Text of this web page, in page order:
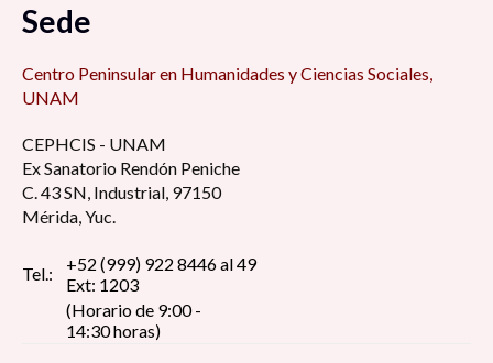
Sede
Centro Peninsular en Humanidades y Ciencias Sociales,
UNAM
CEPHCIS - UNAM
Ex Sanatorio Rendón Peniche
C. 43 SN, Industrial, 97150
Mérida, Yuc.
Tel.:
+52 (999) 922 8446 al 49
Ext: 1203
(Horario de 9:00 -
14:30 horas)